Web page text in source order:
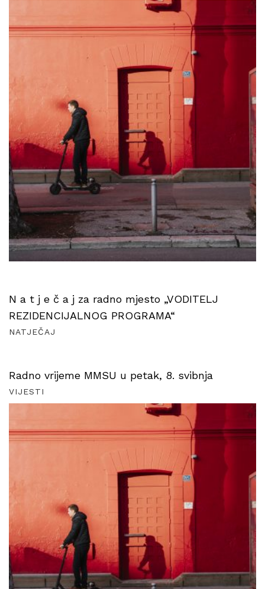
N a t j e č a j za radno mjesto „VODITELJ
REZIDENCIJALNOG PROGRAMA“
NATJEČAJ
Radno vrijeme MMSU u petak, 8. svibnja
VIJESTI